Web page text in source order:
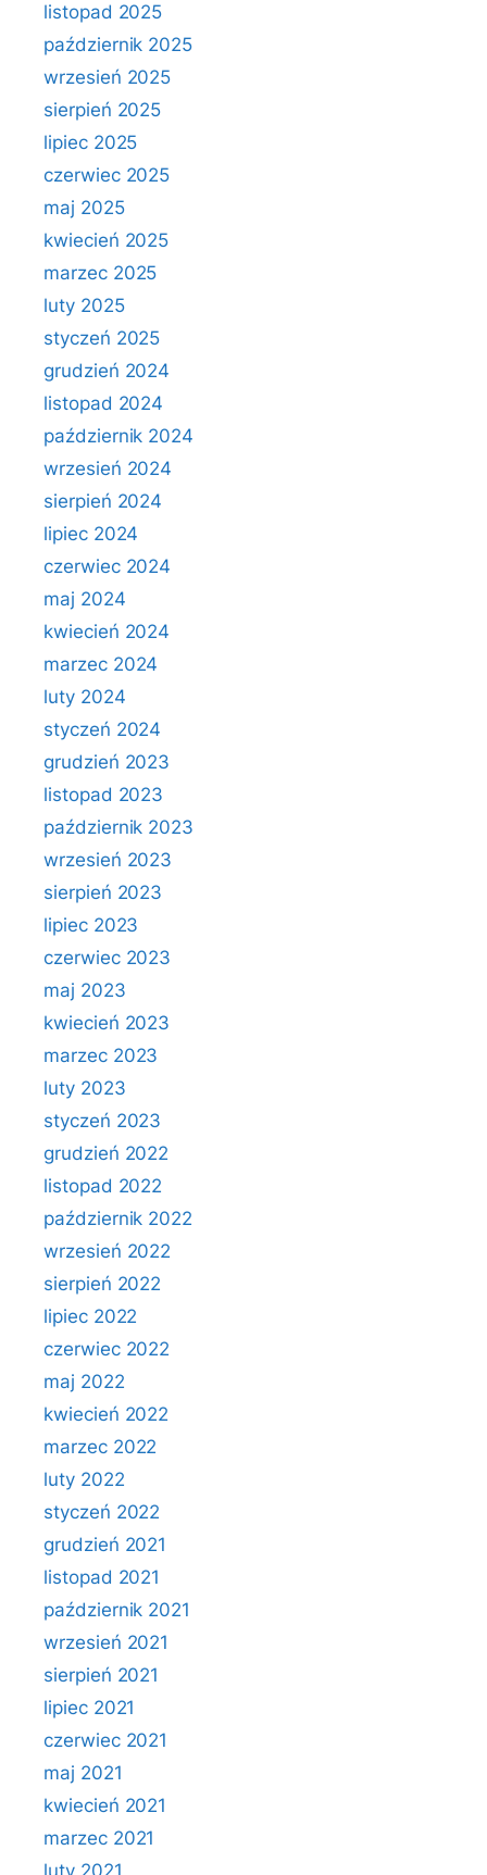
listopad 2025
październik 2025
wrzesień 2025
sierpień 2025
lipiec 2025
czerwiec 2025
maj 2025
kwiecień 2025
marzec 2025
luty 2025
styczeń 2025
grudzień 2024
listopad 2024
październik 2024
wrzesień 2024
sierpień 2024
lipiec 2024
czerwiec 2024
maj 2024
kwiecień 2024
marzec 2024
luty 2024
styczeń 2024
grudzień 2023
listopad 2023
październik 2023
wrzesień 2023
sierpień 2023
lipiec 2023
czerwiec 2023
maj 2023
kwiecień 2023
marzec 2023
luty 2023
styczeń 2023
grudzień 2022
listopad 2022
październik 2022
wrzesień 2022
sierpień 2022
lipiec 2022
czerwiec 2022
maj 2022
kwiecień 2022
marzec 2022
luty 2022
styczeń 2022
grudzień 2021
listopad 2021
październik 2021
wrzesień 2021
sierpień 2021
lipiec 2021
czerwiec 2021
maj 2021
kwiecień 2021
marzec 2021
luty 2021